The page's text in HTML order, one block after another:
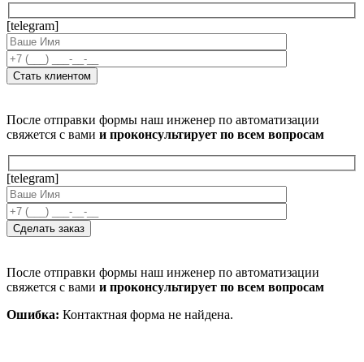
[telegram]
После отправки формы наш инженер по автоматизации
свяжется с вами и проконсультирует по всем вопросам
[telegram]
После отправки формы наш инженер по автоматизации
свяжется с вами и проконсультирует по всем вопросам
Ошибка: Контактная форма не найдена.